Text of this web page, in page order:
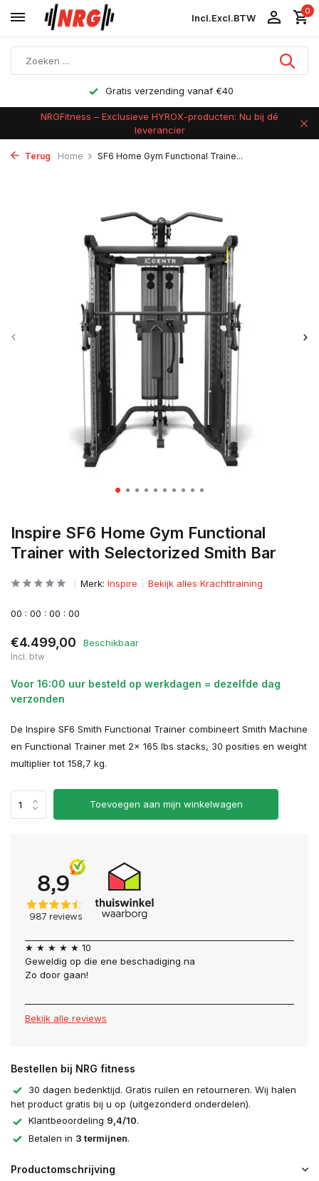
Incl.Excl.BTW
0
Gratis verzending vanaf €40
NRGFitness – Exclusieve HYROX-producten: Nu bij dé
leverancier
Terug Home SF6 Home Gym Functional Traine...
Inspire SF6 Home Gym Functional
Trainer with Selectorized Smith Bar
Merk: Inspire Bekijk alles Krachttraining
00 : 00 : 00 : 00
€4.499,00 Beschikbaar
Incl. btw
Voor 16:00 uur besteld op werkdagen = dezelfde dag
verzonden
De Inspire SF6 Smith Functional Trainer combineert Smith Machine
en Functional Trainer met 2x 165 lbs stacks, 30 posities en weight
multiplier tot 158,7 kg.
Toevoegen aan mijn winkelwagen
★ ★ ★ ★ ★ 10
Geweldig op die ene beschadiging na
Zo door gaan!
Bekijk alle reviews
Bestellen bij NRG fitness
30 dagen bedenktijd. Gratis ruilen en retourneren. Wij halen
het product gratis bij u op (uitgezonderd onderdelen).
Klantbeoordeling 9,4/10.
Betalen in 3 termijnen.
Productomschrijving